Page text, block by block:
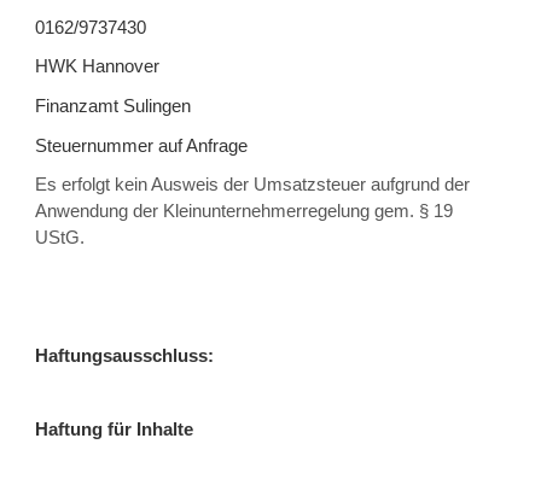
0162/9737430
HWK Hannover
Finanzamt Sulingen
Steuernummer auf Anfrage
Es erfolgt kein Ausweis der Umsatzsteuer aufgrund der
Anwendung der Kleinunternehmerregelung gem. § 19
UStG.
Haftungsausschluss:
Haftung für Inhalte